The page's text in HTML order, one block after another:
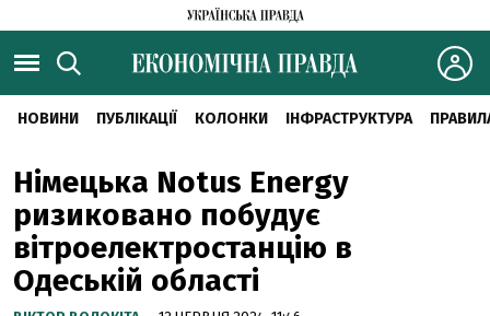
НОВИНИ ПУБЛІКАЦІЇ КОЛОНКИ ІНФРАСТРУКТУРА
Німецька Notus Energy
ризиковано побудує
вітроелектростанцію в
Одеській області